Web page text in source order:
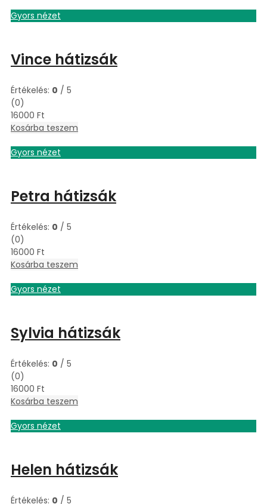
Gyors nézet
Vince hátizsák
Értékelés: 0 / 5
(0)
16000 Ft
Kosárba teszem
Gyors nézet
Petra hátizsák
Értékelés: 0 / 5
(0)
16000 Ft
Kosárba teszem
Gyors nézet
Sylvia hátizsák
Értékelés: 0 / 5
(0)
16000 Ft
Kosárba teszem
Gyors nézet
Helen hátizsák
Értékelés: 0 / 5